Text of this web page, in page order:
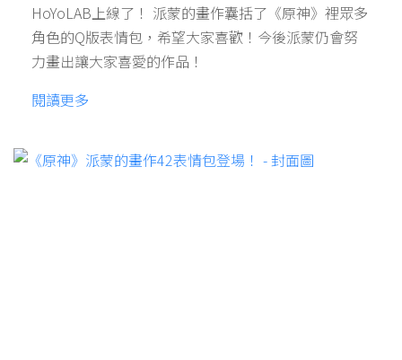
HoYoLAB上線了！ 派蒙的畫作囊括了《原神》裡眾多
角色的Q版表情包，希望大家喜歡！今後派蒙仍會努
力畫出讓大家喜愛的作品！
閱讀更多